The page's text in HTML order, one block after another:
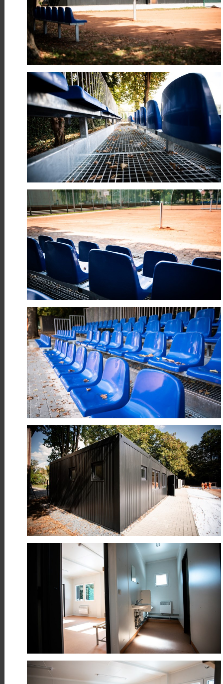
Máme hotovo! Úspěšně jsme
dokončili cyklostezku Skuteč –
Předhradí
Číst více
24
ČRV
Když sport pomáhá
Sport, energie a pomoc, která má
smysl
Číst více
10
DUB
Proměna veřejného prostoru v
Dříteči
Realizujeme úpravy veřejného
prostoru v obci Dříteč u Pardubic
Číst více
Rekonstrukce požární nádrže v
Chloumku
Realizujeme rekonstrukci požární
nádrže v Chloumku u Libice nad
Doubravou